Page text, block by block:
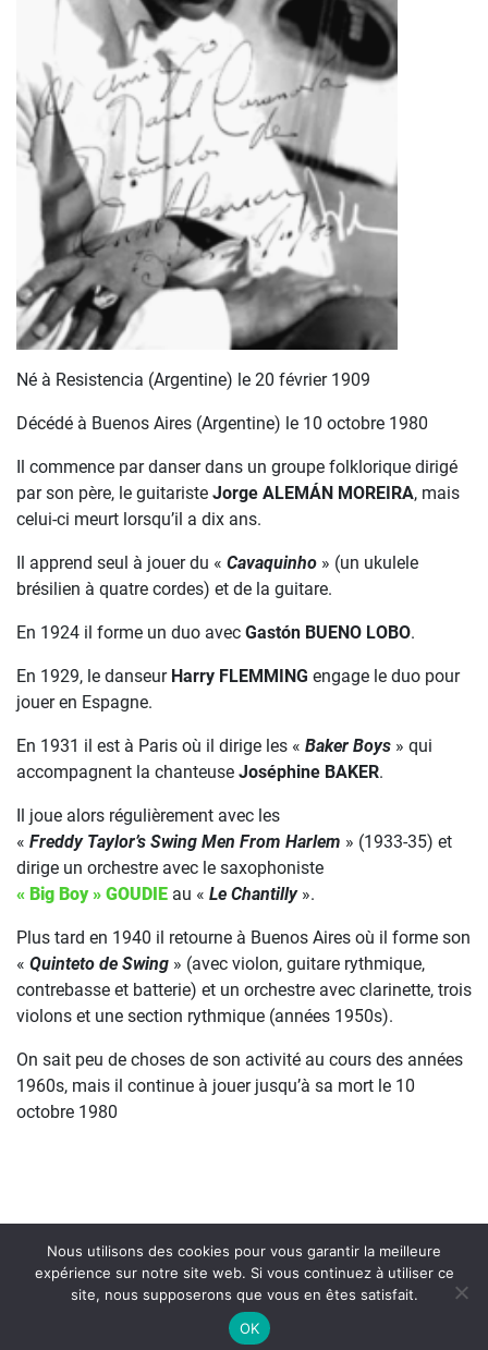
Né à Resistencia (Argentine) le 20 février 1909
Décédé à Buenos Aires (Argentine) le 10 octobre 1980
Il commence par danser dans un groupe folklorique dirigé
par son père, le guitariste Jorge ALEMÁN MOREIRA, mais
celui-ci meurt lorsqu’il a dix ans.
Il apprend seul à jouer du « Cavaquinho » (un ukulele
brésilien à quatre cordes) et de la guitare.
En 1924 il forme un duo avec Gastón BUENO LOBO.
En 1929, le danseur Harry FLEMMING engage le duo pour
jouer en Espagne.
En 1931 il est à Paris où il dirige les « Baker Boys » qui
accompagnent la chanteuse Joséphine BAKER.
Il joue alors régulièrement avec les
« Freddy Taylor’s Swing Men From Harlem » (1933-35) et
dirige un orchestre avec le saxophoniste
« Big Boy » GOUDIE au « Le Chantilly».
Plus tard en 1940 il retourne à Buenos Aires où il forme son
« Quinteto de Swing » (avec violon, guitare rythmique,
contrebasse et batterie) et un orchestre avec clarinette, trois
violons et une section rythmique (années 1950s).
On sait peu de choses de son activité au cours des années
1960s, mais il continue à jouer jusqu’à sa mort le 10
octobre 1980
On Air : BELLS OF JOY
Stop Right Now
Nous utilisons des cookies pour vous garantir la meilleure
expérience sur notre site web. Si vous continuez à utiliser ce
site, nous supposerons que vous en êtes satisfait.
OK